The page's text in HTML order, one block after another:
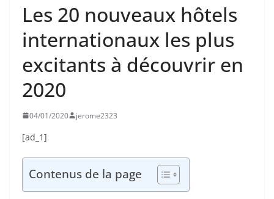
Les 20 nouveaux hôtels
internationaux les plus
excitants à découvrir en
2020
04/01/2020 jerome2323
[ad_1]
Contenus de la page